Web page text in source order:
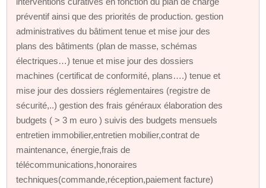
préventif ainsi que des priorités de production. gestion
administratives du bâtiment tenue et mise jour des
plans des bâtiments (plan de masse, schémas
électriques…) tenue et mise jour des dossiers
machines (certificat de conformité, plans….) tenue et
mise jour des dossiers réglementaires (registre de
sécurité,..) gestion des frais généraux élaboration des
budgets ( > 3 m euro ) suivis des budgets mensuels
entretien immobilier,entretien mobilier,contrat de
maintenance, énergie,frais de
télécommunications,honoraires
techniques(commande,réception,paiement facture)